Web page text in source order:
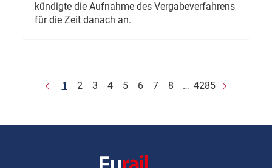
kündigte die Aufnahme des Vergabeverfahrens
für die Zeit danach an.
1 2 3 4 5 6 7 8 … 4285